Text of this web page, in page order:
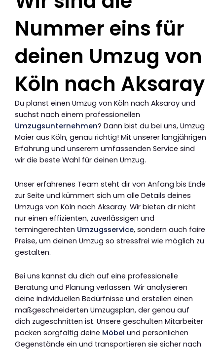
Nummer eins für
deinen Umzug von
Köln nach Aksaray
Du planst einen Umzug von Köln nach Aksaray und
suchst nach einem professionellen
Umzugsunternehmen? Dann bist du bei uns, Umzug
Maier aus Köln, genau richtig! Mit unserer langjährigen
Erfahrung und unserem umfassenden Service sind
wir die beste Wahl für deinen Umzug.
Unser erfahrenes Team steht dir von Anfang bis Ende
zur Seite und kümmert sich um alle Details deines
Umzugs von Köln nach Aksaray. Wir bieten dir nicht
nur einen effizienten, zuverlässigen und
termingerechten Umzugsservice, sondern auch faire
Preise, um deinen Umzug so stressfrei wie möglich zu
gestalten.
Bei uns kannst du dich auf eine professionelle
Beratung und Planung verlassen. Wir analysieren
deine individuellen Bedürfnisse und erstellen einen
maßgeschneiderten Umzugsplan, der genau auf
dich zugeschnitten ist. Unsere geschulten Mitarbeiter
packen sorgfältig deine Möbel und persönlichen
Gegenstände ein und transportieren sie sicher nach